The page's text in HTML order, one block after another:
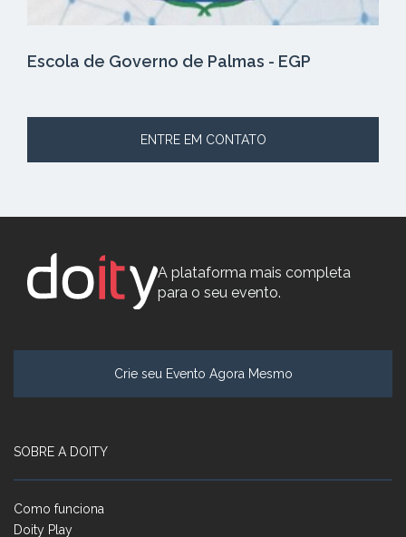
Escola de Governo de Palmas - EGP
ENTRE EM CONTATO
A plataforma mais completa
para o seu evento.
Crie seu Evento Agora Mesmo
SOBRE A DOITY
Como funciona
Doity Play